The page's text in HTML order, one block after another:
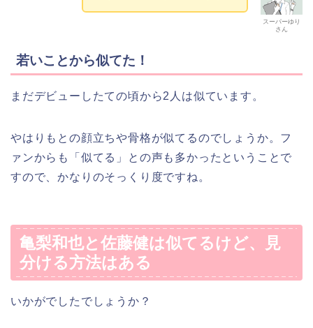
スーパーゆり
さん
若いことから似てた！
まだデビューしたての頃から2人は似ています。
やはりもとの顔立ちや骨格が似てるのでしょうか。フ
ァンからも「似てる」との声も多かったということで
すので、かなりのそっくり度ですね。
亀梨和也と佐藤健は似てるけど、見
分ける方法はある
いかがでしたでしょうか？